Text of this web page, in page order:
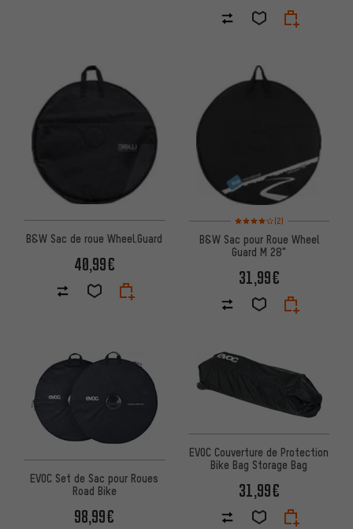
B&W Sac de roue Wheel.Guard
40,99€
Note moyenne : 4 sur 5
(2)
B&W Sac pour Roue Wheel
Guard M 28"
31,99€
EVOC Set de Sac pour Roues
Road Bike
98,99€
EVOC Couverture de Protection
Bike Bag Storage Bag
31,99€